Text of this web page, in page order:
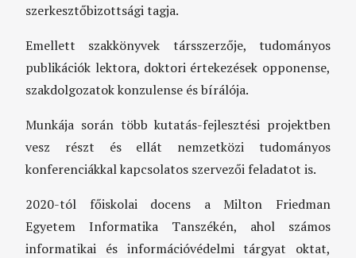
szerkesztőbizottsági tagja.
Emellett szakkönyvek társszerzője, tudományos
publikációk lektora, doktori értekezések opponense,
szakdolgozatok konzulense és bírálója.
Munkája során több kutatás-fejlesztési projektben
vesz részt és ellát nemzetközi tudományos
konferenciákkal kapcsolatos szervezői feladatot is.
2020-tól főiskolai docens a Milton Friedman
Egyetem Informatika Tanszékén, ahol számos
informatikai és információvédelmi tárgyat oktat,